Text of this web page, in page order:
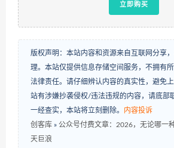
立即购买
版权声明：本站内容和资源来自互联网分享
理。本站仅提供信息存储空间服务，不拥有
法律责任。请仔细辨认内容的真实性，避免
站有涉嫌抄袭侵权/违法违规的内容，请底部
一经查实，本站将立刻删除。 内容投诉
创客库 » 公众号付费文章：2026，无论哪一
天巨浪